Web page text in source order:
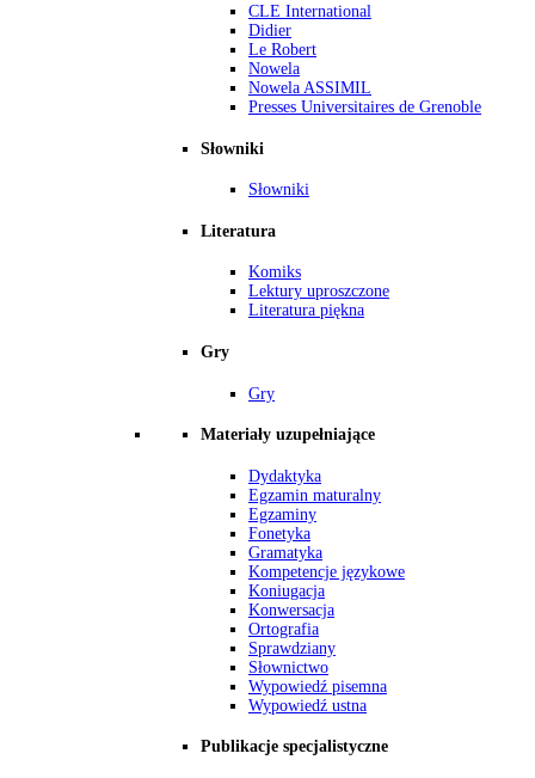
CLE International
Didier
Le Robert
Nowela
Nowela ASSIMIL
Presses Universitaires de Grenoble
Słowniki
Słowniki
Literatura
Komiks
Lektury uproszczone
Literatura piękna
Gry
Gry
Materiały uzupełniające
Dydaktyka
Egzamin maturalny
Egzaminy
Fonetyka
Gramatyka
Kompetencje językowe
Koniugacja
Konwersacja
Ortografia
Sprawdziany
Słownictwo
Wypowiedź pisemna
Wypowiedź ustna
Publikacje specjalistyczne